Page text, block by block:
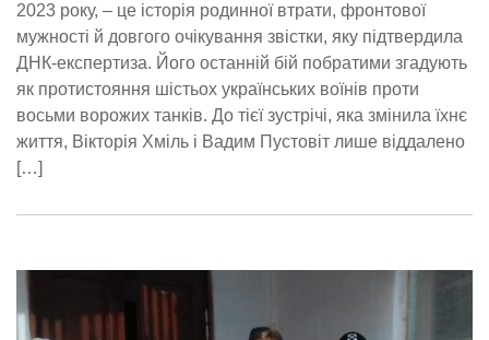
2023 року, – це історія родинної втрати, фронтової
мужності й довгого очікування звістки, яку підтвердила
ДНК-експертиза. Його останній бій побратими згадують
як протистояння шістьох українських воїнів проти
восьми ворожих танків. До тієї зустрічі, яка змінила їхнє
життя, Вікторія Хміль і Вадим Пустовіт лише віддалено
[…]